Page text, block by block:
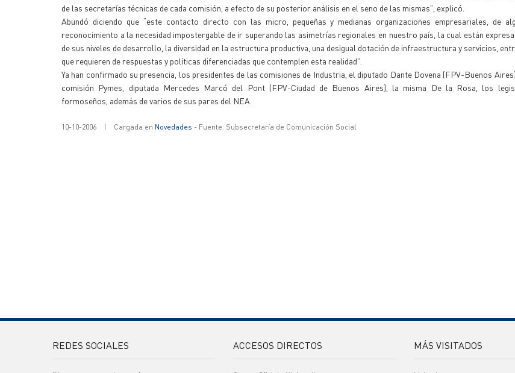
de las secretarías técnicas de cada comisión, a efecto de su posterior análisis en el seno de las mismas”, explicó.
Abundó diciendo que “este contacto directo con las micro, pequeñas y medianas organizaciones empresariales, de
reconocimiento a la necesidad impostergable de ir superando las asimetrías regionales en nuestro país, la cual están
de sus niveles de desarrollo, la diversidad en la estructura productiva, una desigual dotación de infraestructura y servicios,
que requieren de respuestas y políticas diferenciadas que contemplen esta realidad”.
Ya han confirmado su presencia, los presidentes de las comisiones de Industria, el diputado Dante Dovena (FPV-Buenos
comisión Pymes, diputada Mercedes Marcó del Pont (FPV-Ciudad de Buenos Aires), la misma De la Rosa, los
formoseños, además de varios de sus pares del NEA.
10-10-2006 | Cargada en Novedades - Fuente: Subsecretaría de Comunicación Social
REDES SOCIALES ACCESOS DIRECTOS MÁS VISITADOS